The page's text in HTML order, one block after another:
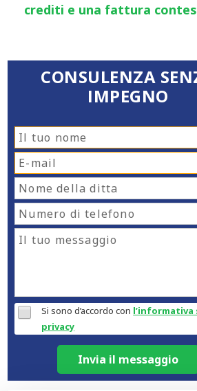
crediti e una fattura
CONSULENZA
IMPEGNO
Si sono d’accordo con l’informativa
privacy
Invia il messaggio